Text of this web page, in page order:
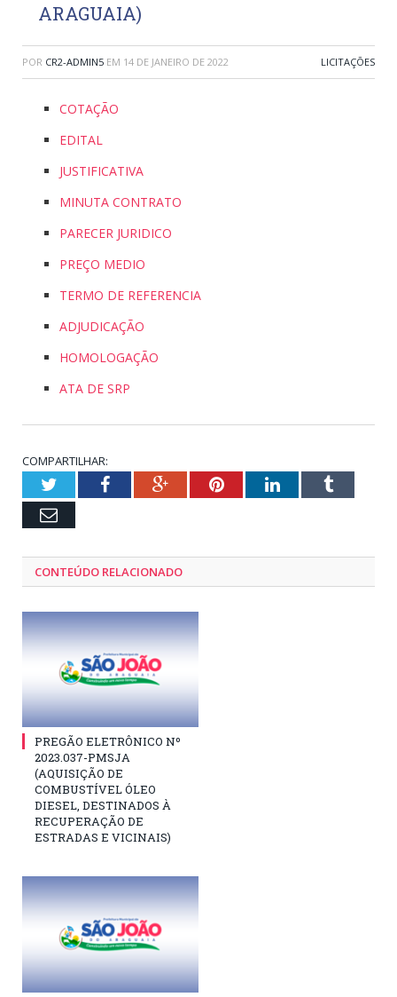
ARAGUAIA)
POR CR2-ADMIN5 EM 14 DE JANEIRO DE 2022 LICITAÇÕES
COTAÇÃO
EDITAL
JUSTIFICATIVA
MINUTA CONTRATO
PARECER JURIDICO
PREÇO MEDIO
TERMO DE REFERENCIA
ADJUDICAÇÃO
HOMOLOGAÇÃO
ATA DE SRP
COMPARTILHAR:
TwitterFacebookGoogle+PinterestLinkedInTumblr
Email
CONTEÚDO RELACIONADO
PREGÃO ELETRÔNICO Nº
2023.037-PMSJA
(AQUISIÇÃO DE
COMBUSTÍVEL ÓLEO
DIESEL, DESTINADOS À
RECUPERAÇÃO DE
ESTRADAS E VICINAIS)